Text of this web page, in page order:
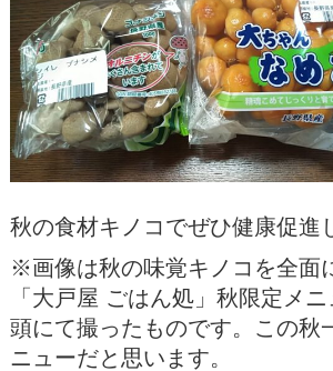
秋の食材キノコでぜひ健康促進
※画像は秋の味覚キノコを全面
「大戸屋 ごはん処」秋限定メ
頭にて撮ったものです。この秋
ニューだと思います。